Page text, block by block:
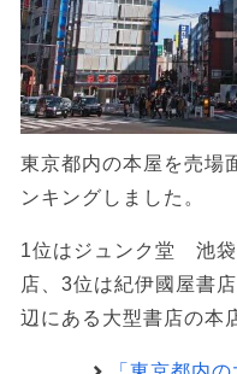
東京都内の本屋を売場
ンキングしました。
1位はジュンク堂 池袋
店、3位は紀伊國屋書
辺にある大型書店の本